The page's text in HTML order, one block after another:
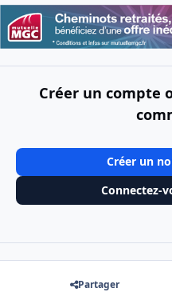
Créer un compte
Créer un
Connectez-
Partager